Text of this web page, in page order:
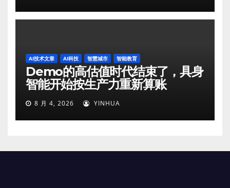
AI技术文章 AI科技 智慧城市 智能教育
Demo的高估值时代结束了，具身
智能开始按生产力重新算账
8 月 4, 2026 YINHUA